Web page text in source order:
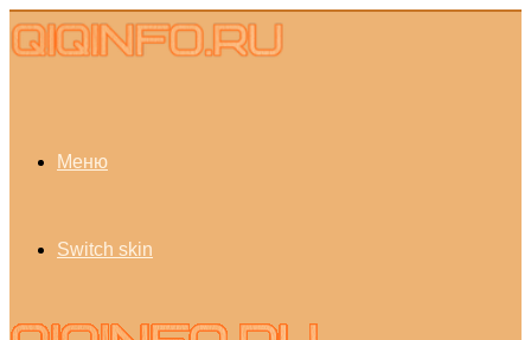
Меню
Switch skin